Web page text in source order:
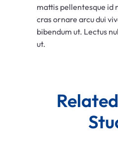
mattis pellentesque id
cras ornare arcu dui
bibendum ut. Lectus
ut.